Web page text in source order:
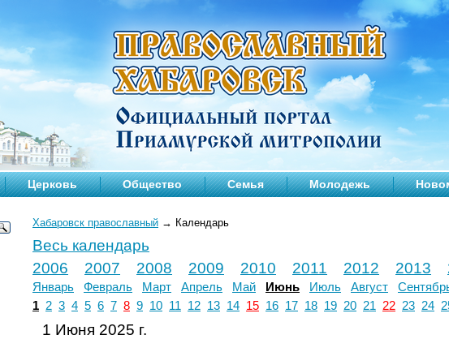
Церковь Общество Семья Молодежь
Хабаровск православный → Календарь
Весь календарь
2006
2007 2008 2009 2010 2011 2012 2013
Январь Февраль Март Апрель Май Июнь Июль Август
1 2 3 4 5 6 7 8 9 10 11 12 13 14 15 16 17 18 19 20 21 22 23 24
1 Июня 2025 г.